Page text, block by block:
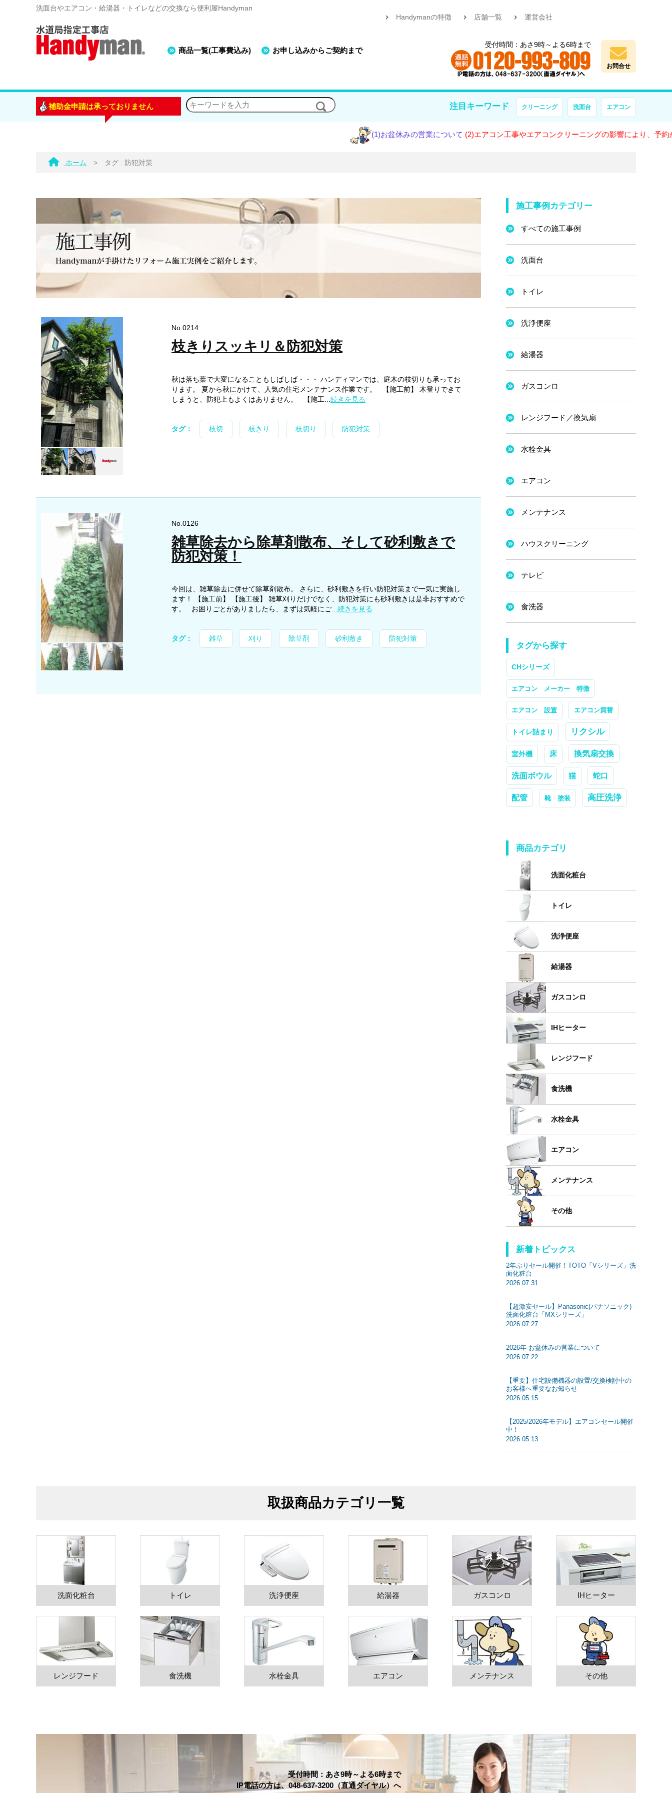
洗面台やエアコン・給湯器・トイレなどの交換なら便利屋Handyman
商品一覧(工事費込み) お申し込みからご契約まで
Handymanの特徴 店舗一覧 運営会社
受付時間：あさ9時～よる6時まで
お問合せ
補助金申請は承っておりません 注目キーワード クリーニング 洗面台 エアコン
(1)お盆休みの営業について(2)エアコン工事やエアコンクリーニングの影響により、予約が大変混雑
ホーム > タグ : 防犯対策
No.0214
枝きりスッキリ＆防犯対策
秋は落ち葉で大変になることもしばしば・・・ ハンディマンでは、庭木の枝切りも承ってお
ります。 夏から秋にかけて、人気の住宅メンテナンス作業です。 【施工前】 木登りできて
しまうと、防犯上もよくはありません。 【施工... 続きを見る
タグ： 枝切 枝きり 枝切り 防犯対策
No.0126
雑草除去から除草剤散布、そして砂利敷きで
防犯対策！
今回は、雑草除去に併せて除草剤散布。 さらに、砂利敷きを行い防犯対策まで一気に実施し
ます！ 【施工前】 【施工後】 雑草刈りだけでなく、防犯対策にも砂利敷きは是非おすすめで
す。 お困りごとがありましたら、まずは気軽にご... 続きを見る
タグ： 雑草 刈り 除草剤 砂利敷き 防犯対策
施工事例カテゴリー
すべての施工事例
洗面台
トイレ
洗浄便座
給湯器
ガスコンロ
レンジフード／換気扇
水栓金具
エアコン
メンテナンス
ハウスクリーニング
テレビ
食洗器
タグから探す
CHシリーズ
エアコン メーカー 特徴
エアコン 設置 エアコン買替
トイレ詰まり リクシル
室外機 床 換気扇交換
洗面ボウル 猫 蛇口
配管 靴 塗装 高圧洗浄
商品カテゴリ
洗面化粧台
トイレ
洗浄便座
給湯器
ガスコンロ
IHヒーター
レンジフード
食洗機
水栓金具
エアコン
メンテナンス
その他
新着トピックス
2年ぶりセール開催！TOTO「Vシリーズ」洗
面化粧台
2026.07.31
【超激安セール】Panasonic(パナソニック)
洗面化粧台「MXシリーズ」
2026.07.27
2026年 お盆休みの営業について
2026.07.22
【重要】住宅設備機器の設置/交換検討中の
お客様へ重要なお知らせ
2026.05.15
【2025/2026年モデル】エアコンセール開催
中！
2026.05.13
取扱商品カテゴリ一覧
洗面化粧台 トイレ 洗浄便座 給湯器 ガスコンロ IHヒーター
レンジフード 食洗機 水栓金具 エアコン メンテナンス その他
受付時間：あさ9時～よる6時まで
IP電話の方は、048-637-3200（直通ダイヤル）へ